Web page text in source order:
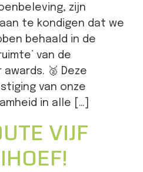
zijn
te kondigen dat we
behaald in de
van de
awards. 🥈 Deze
van onze
in alle […]
VIJF